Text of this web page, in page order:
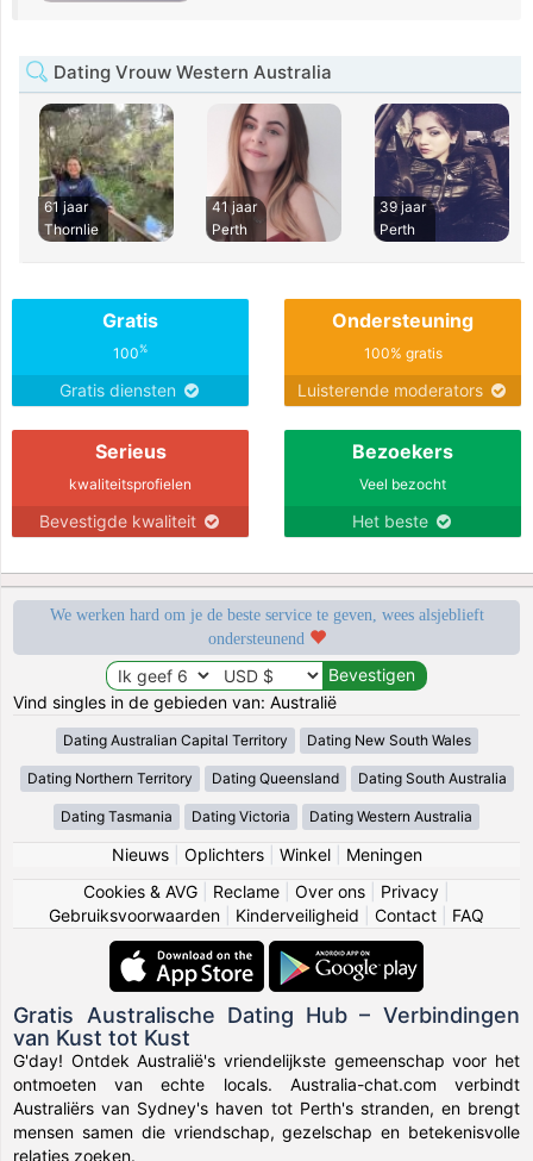
Dating Vrouw Western Australia
61 jaar
Thornlie
41 jaar
Perth
39 jaar
Perth
Gratis
100%
Gratis diensten
Ondersteuning
100% gratis
Luisterende moderators
Serieus
kwaliteitsprofielen
Bevestigde kwaliteit
Bezoekers
Veel bezocht
Het beste
We werken hard om je de beste service te geven, wees alsjeblieft
ondersteunend
Vind singles in de gebieden van: Australië
Dating Australian Capital Territory Dating New South Wales
Dating Northern Territory Dating Queensland Dating South Australia
Dating Tasmania Dating Victoria Dating Western Australia
Nieuws| Oplichters| Winkel| Meningen
Cookies & AVG
Reclame Over ons Privacy
Gebruiksvoorwaarden
Kinderveiligheid Contact FAQ
Gratis Australische Dating Hub – Verbindingen
van Kust tot Kust
G'day! Ontdek Australië's vriendelijkste gemeenschap voor het
ontmoeten van echte locals. Australia-chat.com verbindt
Australiërs van Sydney's haven tot Perth's stranden, en brengt
mensen samen die vriendschap, gezelschap en betekenisvolle
relaties zoeken.